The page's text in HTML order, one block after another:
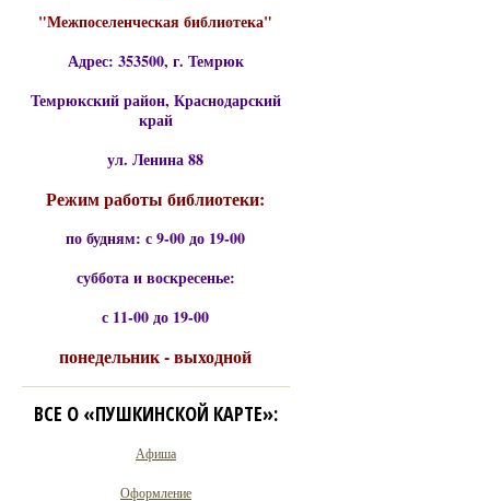
"Межпоселенческая библиотека"
Адрес: 353500, г. Темрюк
Темрюкский район, Краснодарский
край
ул. Ленина 88
Режим работы библиотеки:
по будням: с 9-00 до 19-00
суббота и воскресенье:
с 11-00 до 19-00
понедельник - выходной
ВСЕ О «ПУШКИНСКОЙ КАРТЕ»:
Афиша
Оформление